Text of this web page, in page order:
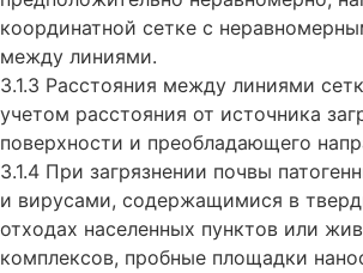
координатной сетке с
между линиями.
3.1.3 Расстояния между линиями
учетом расстояния от источника
поверхности и преобладающего
3.1.4 При загрязнении почвы
и вирусами, содержащимися в
отходах населенных пунктов или
комплексов, пробные площадки